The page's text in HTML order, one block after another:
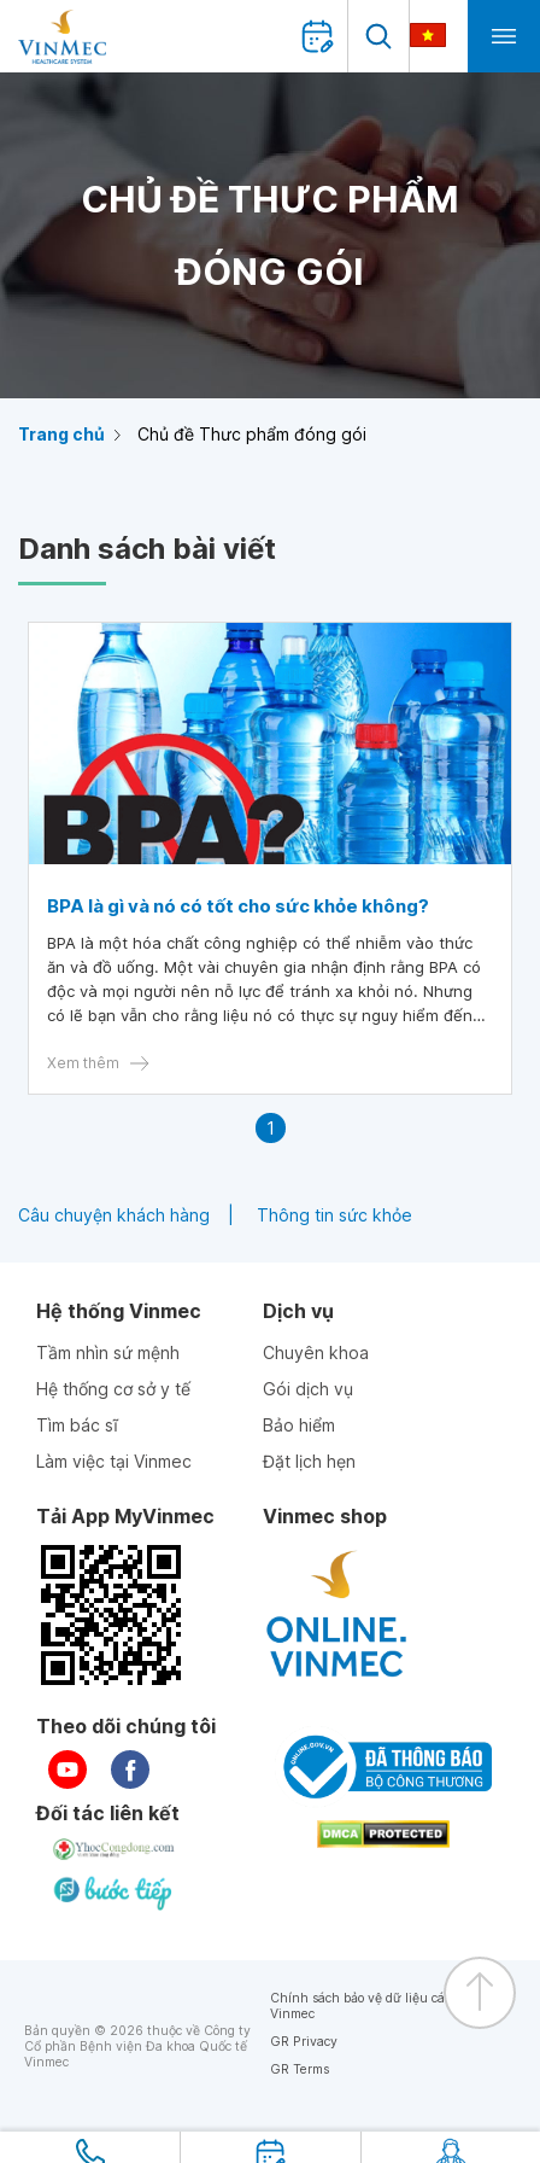
CHỦ ĐỀ THƯC PHẨM
ĐÓNG GÓI
Trang chủ Chủ đề Thưc phẩm đóng gói
Danh sách bài viết
BPA là gì và nó có tốt cho sức khỏe không?
BPA là một hóa chất công nghiệp có thể nhiễm vào thức
ăn và đồ uống. Một vài chuyên gia nhận định rằng BPA có
độc và mọi người nên nỗ lực để tránh xa khỏi nó. Nhưng
có lẽ bạn vẫn cho rằng liệu nó có thực sự nguy hiểm đến
cách chi tiết về BPA và những ảnh hưởng đến sức khỏe
Xem thêm
1
Câu chuyện khách hàng Thông tin sức khỏe
Hệ thống Vinmec
Tầm nhìn sứ mệnh
Hệ thống cơ sở y tế
Tìm bác sĩ
Làm việc tại Vinmec
Dịch vụ
Chuyên khoa
Gói dịch vụ
Bảo hiểm
Đặt lịch hẹn
Tải App MyVinmec Vinmec shop
Theo dõi chúng tôi
Đối tác liên kết
Bản quyền © 2026 thuộc về Công ty
Cổ phần Bệnh viện Đa khoa Quốc tế
Vinmec
Chính sách bảo vệ dữ liệu cá nhân của
Vinmec
GR Privacy
GR Terms